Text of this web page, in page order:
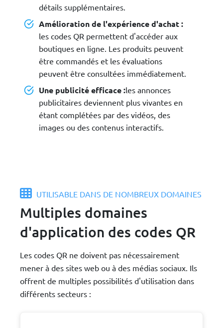
détails supplémentaires.
Amélioration de l'expérience d'achat :
les codes QR permettent d'accéder aux
boutiques en ligne. Les produits peuvent
être commandés et les évaluations
peuvent être consultées immédiatement.
Une publicité efficace :les annonces
publicitaires deviennent plus vivantes en
étant complétées par des vidéos, des
images ou des contenus interactifs.
UTILISABLE DANS DE NOMBREUX DOMAINES
Multiples domaines
d'application des codes QR
Les codes QR ne doivent pas nécessairement
mener à des sites web ou à des médias sociaux. Ils
offrent de multiples possibilités d'utilisation dans
différents secteurs :